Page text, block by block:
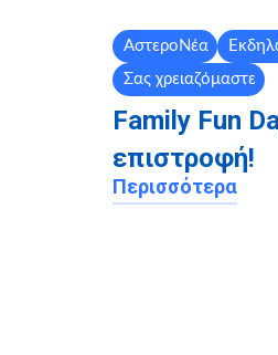
ΑστεροΝέα
Σας χρειαζόμαστε
Family Fun
επιστροφή!
Περισσότερα